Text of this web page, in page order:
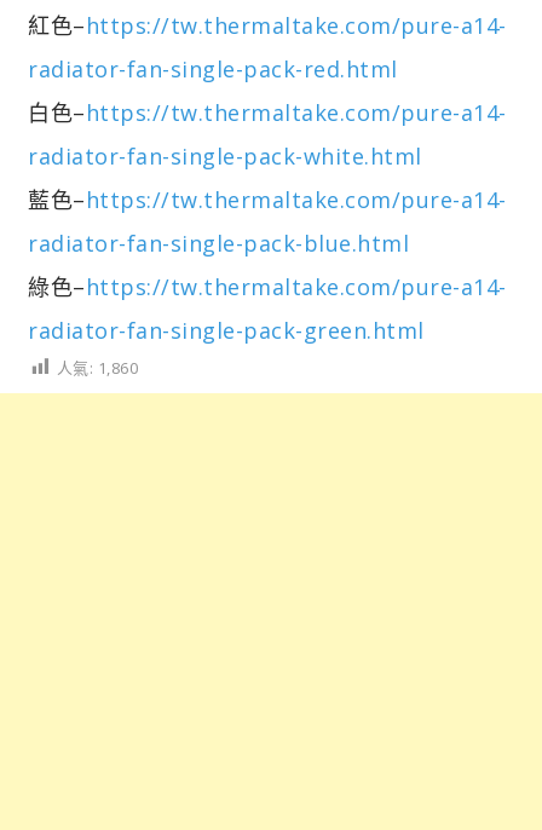
紅色–https://tw.thermaltake.com/pure-a14-
radiator-fan-single-pack-red.html
白色–https://tw.thermaltake.com/pure-a14-
radiator-fan-single-pack-white.html
藍色–https://tw.thermaltake.com/pure-a14-
radiator-fan-single-pack-blue.html
綠色–https://tw.thermaltake.com/pure-a14-
radiator-fan-single-pack-green.html
人氣: 1,860